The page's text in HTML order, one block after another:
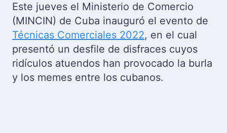
Este jueves el Ministerio de Comercio
(MINCIN) de Cuba inauguró el evento de
Técnicas Comerciales 2022, en el cual
presentó un desfile de disfraces cuyos
ridículos atuendos han provocado la burla
y los memes entre los cubanos.